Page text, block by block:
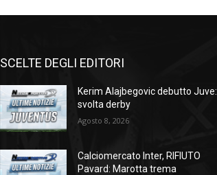
SCELTE DEGLI EDITORI
Kerim Alajbegovic debutto Juve:
svolta derby
Agosto 8, 2026
Calciomercato Inter, RIFIUTO
Pavard: Marotta trema